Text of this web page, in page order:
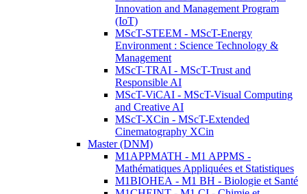
Innovation and Management Program
(IoT)
MScT-STEEM - MScT-Energy
Environment : Science Technology &
Management
MScT-TRAI - MScT-Trust and
Responsible AI
MScT-ViCAI - MScT-Visual Computing
and Creative AI
MScT-XCin - MScT-Extended
Cinematography XCin
Master (DNM)
M1APPMATH - M1 APPMS -
Mathématiques Appliquées et Statistiques
M1BIOHEA - M1 BH - Biologie et Santé